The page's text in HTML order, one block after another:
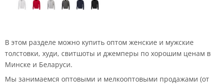
В этом разделе можно купить оптом женские и мужские
толстовки, худи, свитшоты и джемперы по хорошим ценам в
Минске и Беларуси.
Мы занимаемся оптовыми и мелкооптовыми продажами (от